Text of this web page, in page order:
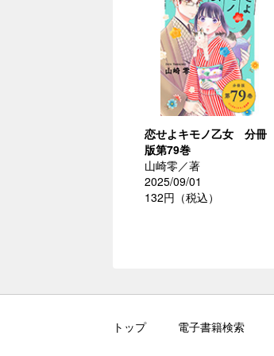
恋せよキモノ乙女 分冊
版第79巻
山崎零／著
2025/09/01
132円（税込）
トップ 電子書籍検索